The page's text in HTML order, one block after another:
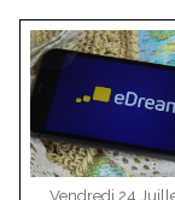
Vendredi 24